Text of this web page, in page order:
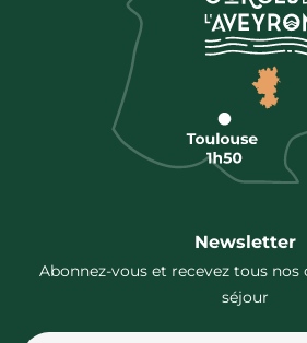
Newsletter
Abonnez-vous et recevez tous
séjour